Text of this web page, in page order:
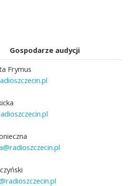
Gospodarze audycji
Frymus